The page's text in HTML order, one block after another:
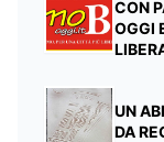
CON
OGGI
UN
DA